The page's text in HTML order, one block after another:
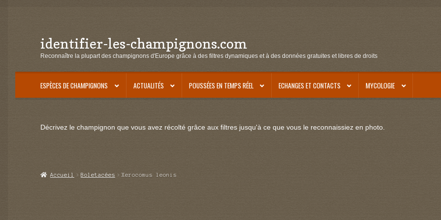
Aller
à
navigation
Aller
au
identifier-les-champignons.com
Reconnaître la plupart des champignons d'Europe grâce à des filtres dynamiques et à des données gratuites et libres de droits
ESPÈCES DE CHAMPIGNONS ACTUALITÉS POUSSÉES EN TEMPS RÉEL ECHANGES ET CONTACTS MYCOLOGIE
Décrivez le champignon que vous avez récolté grâce aux filtres jusqu'à ce que vous le reconnaissiez en photo.
Accueil Boletacées Xerocomus leonis